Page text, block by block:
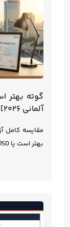
آلمانی ۲۰۲۶]
بهتر است یا ÖSD؟ اگر قصد مهاجرت به آلمان …